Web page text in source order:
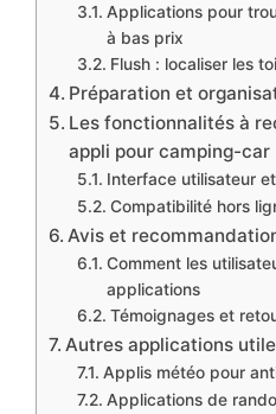
Applications pour
à bas prix
Flush : localiser les
Préparation et
Les fonctionnalités à
appli pour camping-car
Interface utilisateur
Compatibilité hors
Avis et
Comment les
applications
Témoignages et
Autres applications
Applis météo pour
Applications de